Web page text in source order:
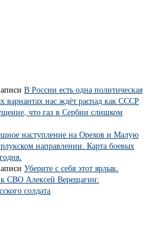
В России есть одна политическая
вариантах нас ждёт распад как СССР
что газ в Сербии слишком
наступление на Орехов и Малую
направлении. Карта боевых
Уберите с себя этот ярлык.
СВО Алексей Верещагин:
солдата